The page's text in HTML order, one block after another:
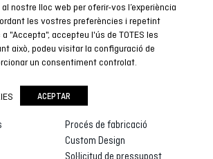
especials.
SUBSCRIURE’M ARA
Inverse custom
Galeria de dissenys
Procés de fabricació
Custom Design
Sol·licitud de pressupost
nostre lloc web per oferir-vos l’experiència
les vostres preferències i repetint
"Accepta", accepteu l'ús de TOTES les
això, podeu visitar la configuració de
un consentiment controlat.
ACEPTAR